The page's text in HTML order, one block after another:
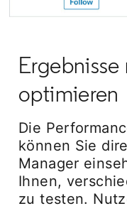
optimieren
Die
können Sie
Manager
Ihnen,
zu testen.